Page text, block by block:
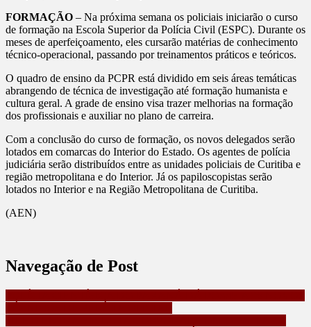
FORMAÇÃO – Na próxima semana os policiais iniciarão o curso
de formação na Escola Superior da Polícia Civil (ESPC). Durante os
meses de aperfeiçoamento, eles cursarão matérias de conhecimento
técnico-operacional, passando por treinamentos práticos e teóricos.
O quadro de ensino da PCPR está dividido em seis áreas temáticas
abrangendo de técnica de investigação até formação humanista e
cultura geral. A grade de ensino visa trazer melhorias na formação
dos profissionais e auxiliar no plano de carreira.
Com a conclusão do curso de formação, os novos delegados serão
lotados em comarcas do Interior do Estado. Os agentes de polícia
judiciária serão distribuídos entre as unidades policiais de Curitiba e
região metropolitana e do Interior. Já os papiloscopistas serão
lotados no Interior e na Região Metropolitana de Curitiba.
(AEN)
Navegação de Post